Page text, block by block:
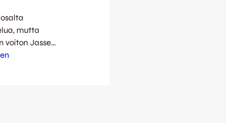
mutta
voiton Jasse
Mikko Manninen